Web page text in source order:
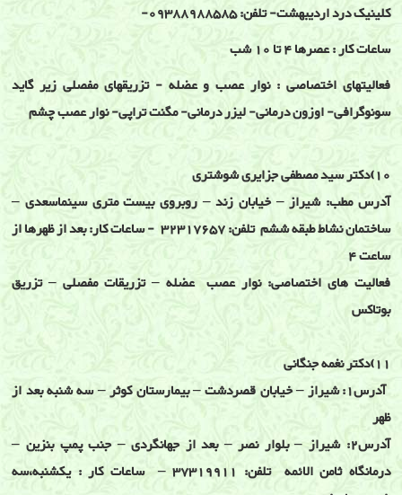
کلینیک درد اردیبهشت- تلفن: 09388988585-
ساعات کار : عصرها 4 تا 10 شب
فعالیتهای اختصاصی : نوار عصب و عضله - تزریقهای مفصلی زیر گاید
سونوگرافی- اوزون درمانی- لیزر درمانی- مگنت تراپی- نوار عصب چشم
10)دکتر سید مصطفی جزایری شوشتری
آدرس مطب: شیراز – خیابان زند – روبروی بیست متری سینماسعدی –
ساختمان نشاط طبقه ششم تلفن: 32317657 - ساعات کار: بعد از ظهرها از
ساعت 4
فعالیت های اختصاصی: نوار عصب عضله – تزریقات مفصلی – تزریق
بوتاکس
11)دکتر نغمه جنگانی
آدرس1: شیراز – خیابان قصردشت – بیمارستان کوثر – سه شنبه بعد از
ظهر
آدرس2: شیراز – بلوار نصر – بعد از جهانگردی – جنب پمپ بنزین –
درمانگاه ثامن الائمه تلفن: 37319911 – ساعات کار : یکشنبه،سه